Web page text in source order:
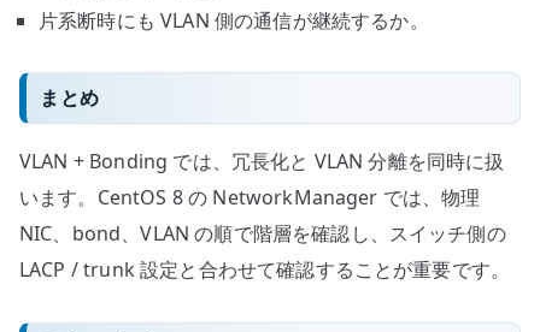
片系断時にも VLAN 側の通信が継続するか。
まとめ
VLAN + Bonding では、冗長化と VLAN 分離を同時に扱
います。CentOS 8 の NetworkManager では、物理
NIC、bond、VLAN の順で階層を確認し、スイッチ側の
LACP / trunk 設定と合わせて確認することが重要です。